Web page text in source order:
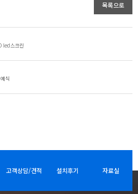
목록으로
led스크린
식
고객상담/견적 설치후기 자료실